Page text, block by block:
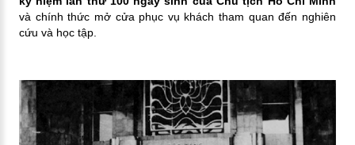
và chính thức mở cửa phục vụ khách tham quan đến nghiên
cứu và học tập.